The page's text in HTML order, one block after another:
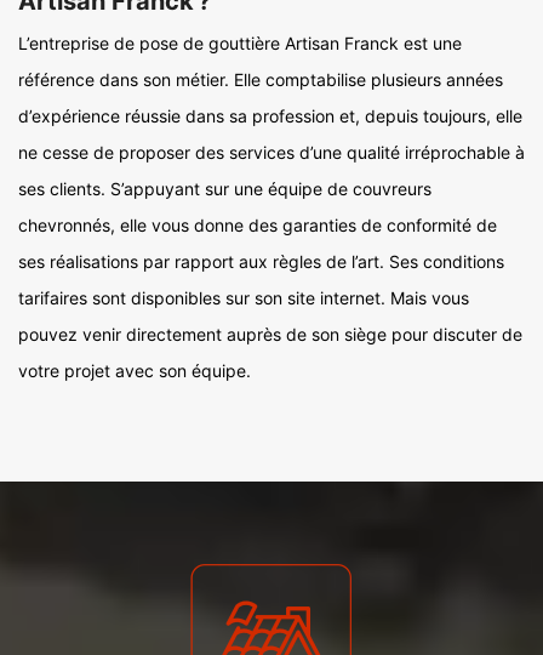
L’entreprise de pose de gouttière Artisan Franck est une
référence dans son métier. Elle comptabilise plusieurs années
d’expérience réussie dans sa profession et, depuis toujours, elle
ne cesse de proposer des services d’une qualité irréprochable à
ses clients. S’appuyant sur une équipe de couvreurs
chevronnés, elle vous donne des garanties de conformité de
ses réalisations par rapport aux règles de l’art. Ses conditions
tarifaires sont disponibles sur son site internet. Mais vous
pouvez venir directement auprès de son siège pour discuter de
votre projet avec son équipe.